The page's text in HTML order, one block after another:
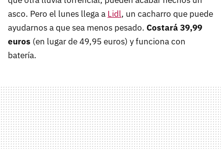
asco. Pero el lunes llega a Lidl, un cacharro que puede
ayudarnos a que sea menos pesado. Costará 39,99
euros (en lugar de 49,95 euros) y funciona con
batería.